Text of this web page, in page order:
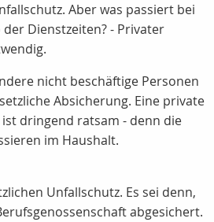
Aber was passiert bei
Dienstzeiten? - Privater
nicht beschäftige Personen
Absicherung. Eine private
dringend ratsam - denn die
im Haushalt.
Unfallschutz. Es sei denn,
abgesichert.